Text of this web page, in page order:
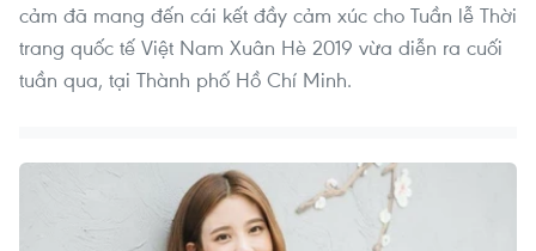
cảm đã mang đến cái kết đầy cảm xúc cho Tuần lễ Thời
trang quốc tế Việt Nam Xuân Hè 2019 vừa diễn ra cuối
tuần qua, tại Thành phố Hồ Chí Minh.